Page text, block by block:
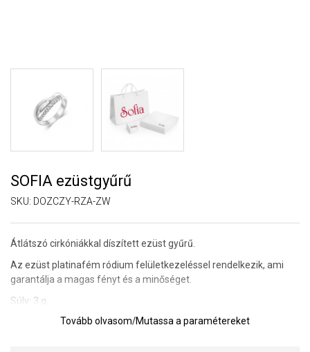
SOFIA ezüstgyűrű
SKU: DOZCZY-RZA-ZW
Átlátszó cirkóniákkal díszített ezüst gyűrű.
Az ezüst platinafém ródium felületkezeléssel rendelkezik, ami
garantálja a magas fényt és a minőséget.
Súly: 3 g.
Gyűrűméret meghatározására szolgáló segédeszköz
Tovább olvasom/Mutassa a paramétereket